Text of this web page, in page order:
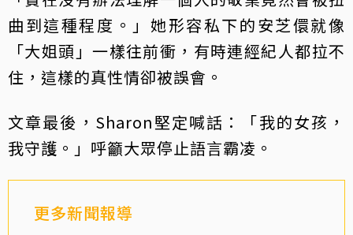
曲到這種程度。」她形容私下的安芝儇就像
「大姐頭」一樣往前衝，有時連經紀人都拉不
住，這樣的真性情卻被誤會。
文章最後，Sharon堅定喊話：「我的女孩，
我守護。」呼籲大眾停止語言霸凌。
更多新聞報導